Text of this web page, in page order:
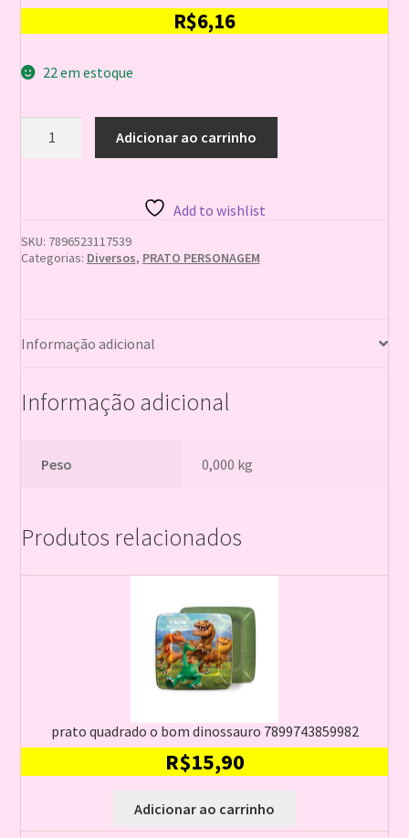
R$6,16
22 em estoque
REDONDO
7896523117539
quantidade
Adicionar ao carrinho
Add to wishlist
SKU: 7896523117539
Categorias: Diversos, PRATO PERSONAGEM
Informação adicional
Informação adicional
Peso 0,000 kg
Produtos relacionados
prato quadrado o bom dinossauro 7899743859982
R$15,90
Adicionar ao carrinho